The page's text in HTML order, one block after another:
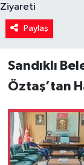
Paylaş
Sandıklı
Öztaş’tan